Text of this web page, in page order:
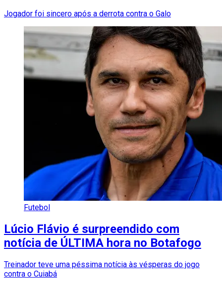
Jogador foi sincero após a derrota contra o Galo
Futebol
Lúcio Flávio é surpreendido com
notícia de ÚLTIMA hora no Botafogo
Treinador teve uma péssima notícia às vésperas do jogo
contra o Cuiabá